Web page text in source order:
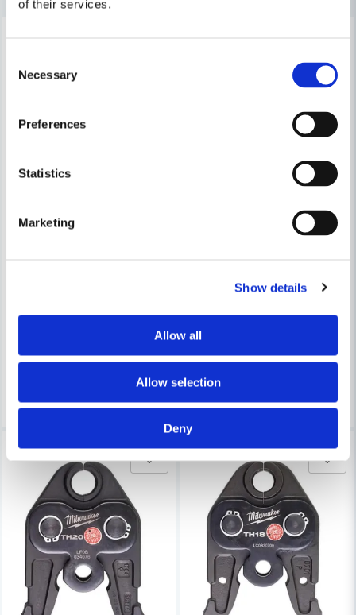
of their services.
Selection
Necessary
Preferences
Statistics
Marketing
Show details
Allow all
Allow selection
Deny
Milwaukee Pressback Typ-TH M12 Ø25mm
3-7 arbetsdagar
Milwaukee Pressback Typ-
2 308 kr
3-7 arbetsdagar
-32% -10%